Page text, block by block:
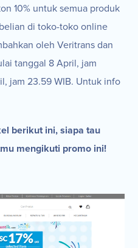
10% untuk semua produk
di toko-toko online
oleh Veritrans dan
tanggal 8 April, jam
jam 23.59 WIB. Untuk info
berikut ini, siapa tau
mengikuti promo ini!